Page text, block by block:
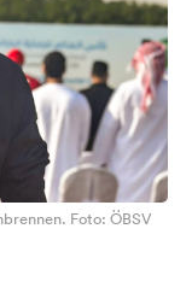
Foto: ÖBSV